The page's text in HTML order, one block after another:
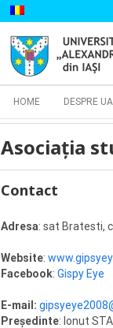
Cautare...
HOME DESPRE
Asociaţia
Contact
Adresa: sat Bratesti,
Website:
Facebook: Gispy Eye
E-mail:
Președinte: Ionut